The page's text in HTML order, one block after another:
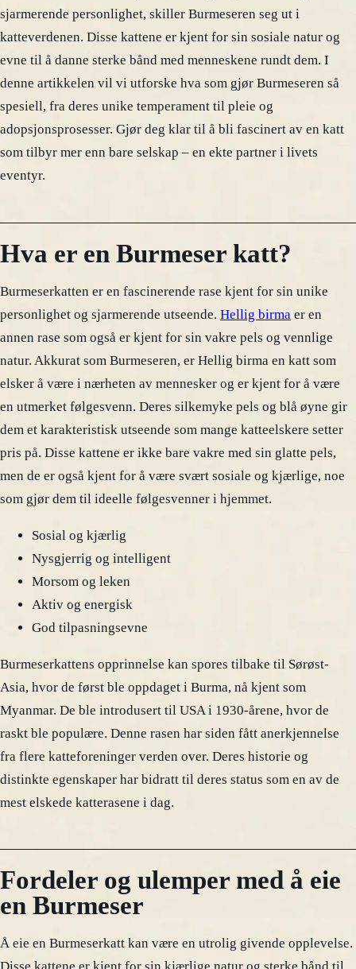
sjarmerende personlighet, skiller Burmeseren seg ut i
katteverdenen. Disse kattene er kjent for sin sosiale natur og
evne til å danne sterke bånd med menneskene rundt dem. I
denne artikkelen vil vi utforske hva som gjør Burmeseren så
spesiell, fra deres unike temperament til pleie og
adopsjonsprosesser. Gjør deg klar til å bli fascinert av en katt
som tilbyr mer enn bare selskap – en ekte partner i livets
eventyr.
Hva er en Burmeser katt?
Burmeserkatten er en fascinerende rase kjent for sin unike
personlighet og sjarmerende utseende. Hellig birma er en
annen rase som også er kjent for sin vakre pels og vennlige
natur. Akkurat som Burmeseren, er Hellig birma en katt som
elsker å være i nærheten av mennesker og er kjent for å være
en utmerket følgesvenn. Deres silkemyke pels og blå øyne gir
dem et karakteristisk utseende som mange katteelskere setter
pris på. Disse kattene er ikke bare vakre med sin glatte pels,
men de er også kjent for å være svært sosiale og kjærlige, noe
som gjør dem til ideelle følgesvenner i hjemmet.
Sosial og kjærlig
Nysgjerrig og intelligent
Morsom og leken
Aktiv og energisk
God tilpasningsevne
Burmeserkattens opprinnelse kan spores tilbake til Sørøst-
Asia, hvor de først ble oppdaget i Burma, nå kjent som
Myanmar. De ble introdusert til USA i 1930-årene, hvor de
raskt ble populære. Denne rasen har siden fått anerkjennelse
fra flere katteforeninger verden over. Deres historie og
distinkte egenskaper har bidratt til deres status som en av de
mest elskede katterasene i dag.
Fordeler og ulemper med å eie
en Burmeser
Å eie en Burmeserkatt kan være en utrolig givende opplevelse.